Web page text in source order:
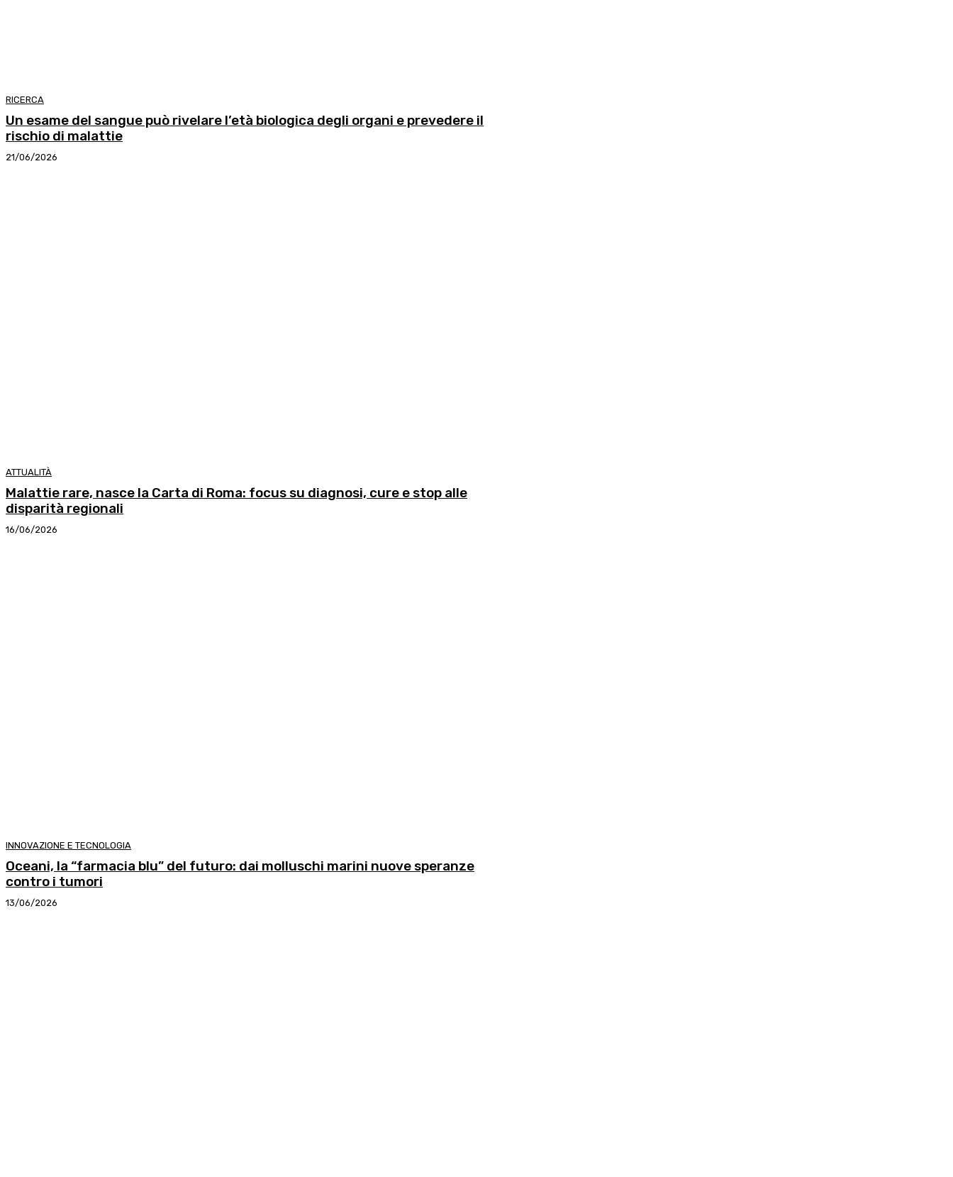
RICERCA
Un esame del sangue può rivelare l’età biologica degli organi e prevedere il
rischio di malattie
21/06/2026
ATTUALITÀ
Malattie rare, nasce la Carta di Roma: focus su diagnosi, cure e stop alle
disparità regionali
16/06/2026
INNOVAZIONE E TECNOLOGIA
Oceani, la “farmacia blu” del futuro: dai molluschi marini nuove speranze
contro i tumori
13/06/2026